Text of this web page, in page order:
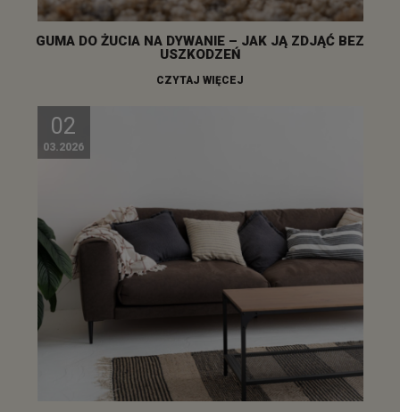
GUMA DO ŻUCIA NA DYWANIE – JAK JĄ ZDJĄĆ BEZ
USZKODZEŃ
CZYTAJ WIĘCEJ
02
03.2026